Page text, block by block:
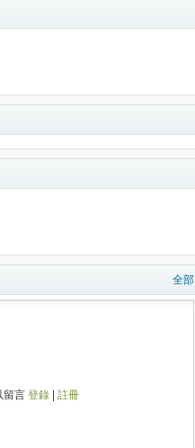
全部
留言 登錄 註冊